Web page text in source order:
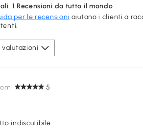
1 Recensioni da tutto il mondo
per le recensioni aiutano i clienti a
valutazioni
5
indiscutibile